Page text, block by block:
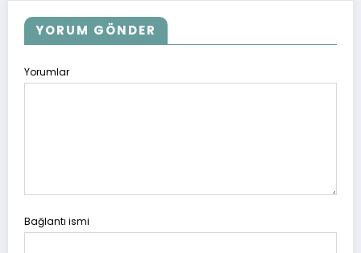
YORUM GÖNDER
Yorumlar
Bağlantı ismi